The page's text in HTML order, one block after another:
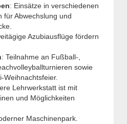
: Einsätze in verschiedenen
für Abwechslung und
Azubiausflüge fördern
: Teilnahme an Fußball-,
sowie
Weihnachtsfeier.
Lehrwerkstatt ist mit
und Möglichkeiten
Maschinenpark.